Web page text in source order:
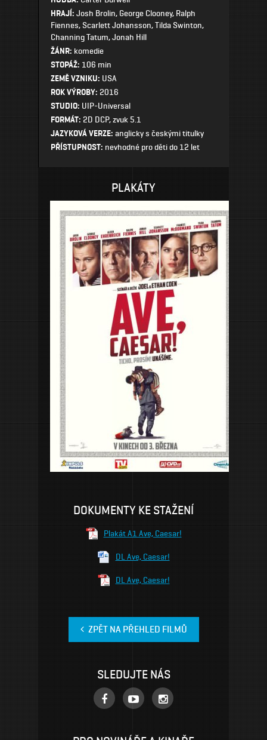
HRAJÍ: Josh Brolin, George Clooney, Ralph
Fiennes, Scarlett Johansson, Tilda Swinton,
Channing Tatum, Jonah Hill
ŽÁNR: komedie
STOPÁŽ: 106 min
ZEMĚ VZNIKU: USA
ROK VÝROBY: 2016
STUDIO: UIP-Universal
FORMÁT: 2D DCP, zvuk 5.1
JAZYKOVÁ VERZE: anglicky s českými titulky
PŘÍSTUPNOST: nevhodné pro děti do 12 let
PLAKÁTY
DOKUMENTY KE STAŽENÍ
Plakát A1 Ave, Caesar!
DL Ave, Caesar!
DL Ave, Caesar!
ZPĚT NA PŘEHLED FILMŮ
SLEDUJTE NÁS